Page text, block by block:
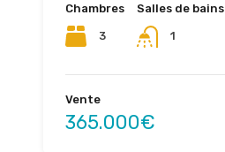
Chambres
3
Salles de bains
1
Vente
365.000€